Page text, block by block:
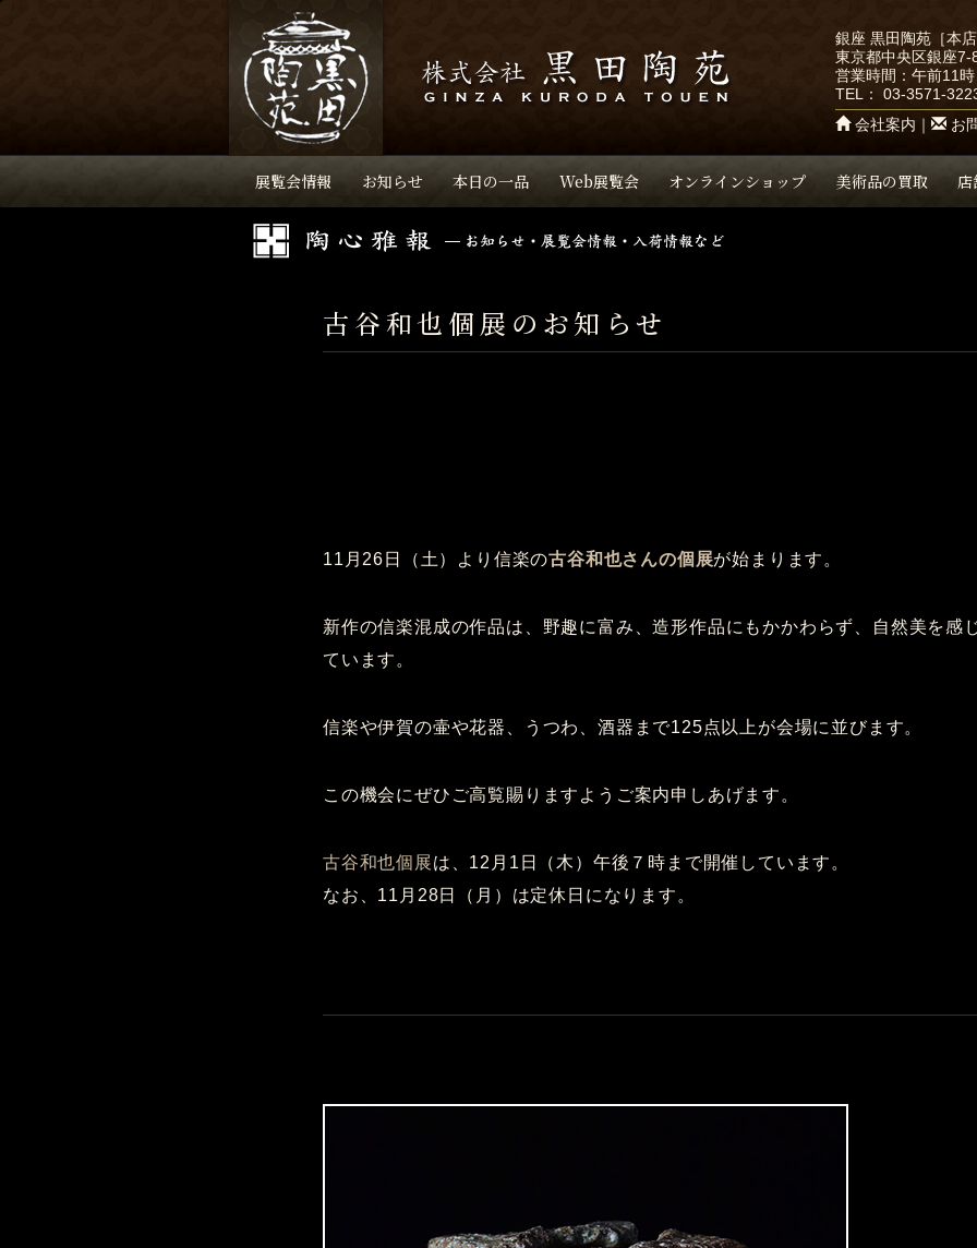
展覧会情報 お知らせ 本日の一品 Web展覧会 オンラインショップ 美術品の買取
銀座 黒田陶苑［本
東京都中央区銀座
営業時間：午前11
TEL： 03-3571-
会社案内
お
古谷和也個展のお知らせ
11月26日（土）より信楽の古谷和也さんの個展が始まります。
新作の信楽混成の作品は、野趣に富み、造形作品にもかかわらず、自然美を感
ています。
信楽や伊賀の壷や花器、うつわ、酒器まで125点以上が会場に並びます。
この機会にぜひご高覧賜りますようご案内申しあげます。
古谷和也個展は、12月1日（木）午後７時まで開催しています。
なお、11月28日（月）は定休日になります。